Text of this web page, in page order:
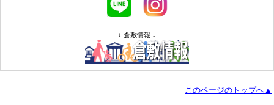
↓ 倉敷情報 ↓
このページのトップへ▲